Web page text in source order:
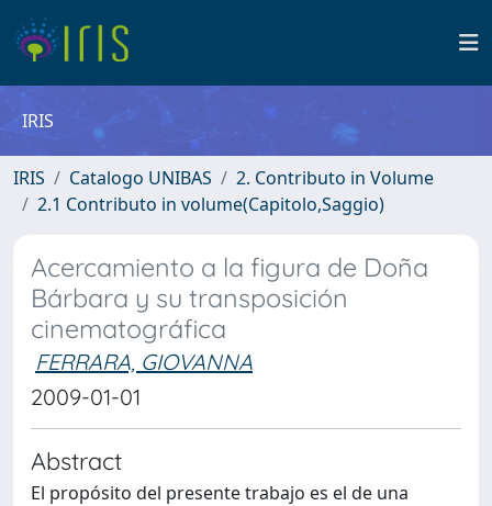
IRIS
IRIS Catalogo UNIBAS
2. Contributo in Volume
2.1 Contributo in volume(Capitolo,Saggio)
Acercamiento a la figura de Doña
Bárbara y su transposición
cinematográfica
FERRARA, GIOVANNA
2009-01-01
Abstract
El propósito del presente trabajo es el de una